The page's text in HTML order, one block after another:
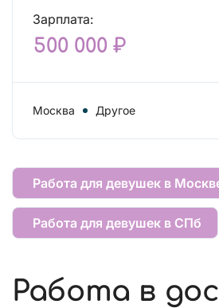
Зарплата:
500 000 ₽
Москва Другое
Работа для девушек в
Работа для девушек в СПб
Работа в